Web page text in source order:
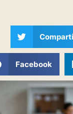
Facebook